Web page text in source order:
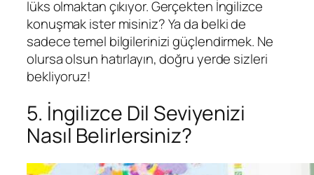
lüks olmaktan çıkıyor. Gerçekten İngilizce
konuşmak ister misiniz? Ya da belki de
sadece temel bilgilerinizi güçlendirmek. Ne
olursa olsun hatırlayın, doğru yerde sizleri
bekliyoruz!
5. İngilizce Dil Seviyenizi
Nasıl Belirlersiniz?